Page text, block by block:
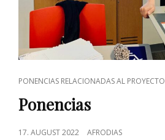
CAT
LINKS
PONENCIAS RELACIONADAS AL PROYECTO
Ponencias
POSTED
17. AUGUST 2022 AFRODIAS